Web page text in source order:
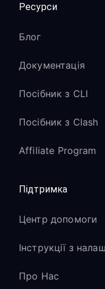
Ресурси
Блог
Документація
Посібник з CLI
Посібник з Clash
Affiliate Program
Підтримка
Центр допомоги
Інструкції з
Про Нас